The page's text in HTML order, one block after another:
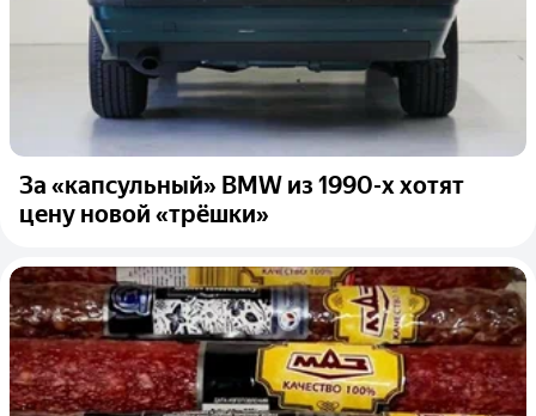
За «капсульный» BMW из 1990-х хотят
цену новой «трёшки»